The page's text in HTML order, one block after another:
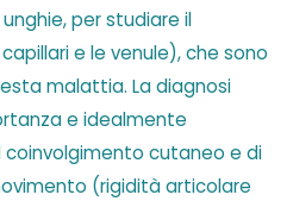
per studiare il
e le venule), che sono
malattia. La diagnosi
e idealmente
cutaneo e di
(rigidità articolare